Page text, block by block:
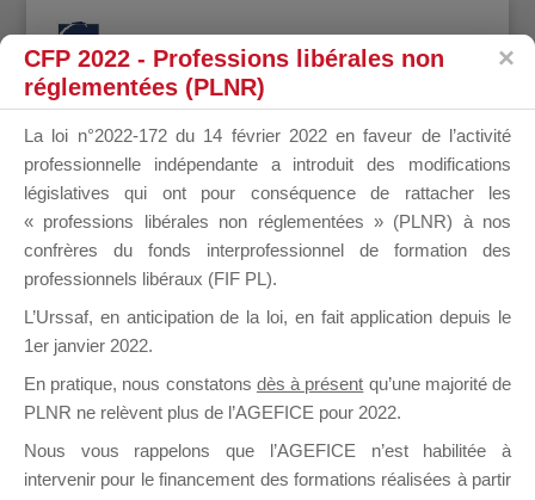
BIZEUL
JILDAZ
il y a 8 ans
CFP 2022 - Professions libérales non
réglementées (PLNR)
La loi n°2022-172 du 14 février 2022 en faveur de l’activité
professionnelle indépendante a introduit des modifications
législatives qui ont pour conséquence de rattacher les
« professions libérales non réglementées » (PLNR) à nos
confrères du fonds interprofessionnel de formation des
professionnels libéraux (FIF PL).
L’Urssaf, en anticipation de la loi, en fait application depuis le
1er janvier 2022.
En pratique, nous constatons dès à présent qu’une majorité de
PLNR ne relèvent plus de l’AGEFICE pour 2022.
Nous vous rappelons que l’AGEFICE n’est habilitée à
intervenir pour le financement des formations réalisées à partir